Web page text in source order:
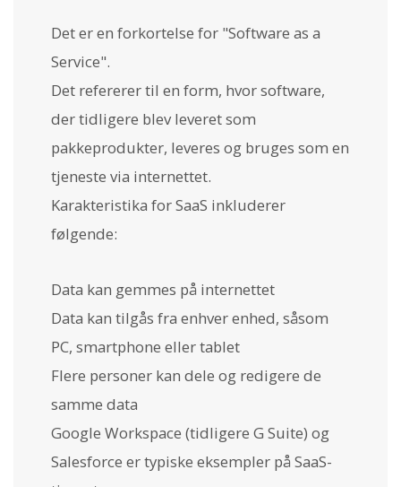
Det er en forkortelse for "Software as a
Service".
Det refererer til en form, hvor software,
der tidligere blev leveret som
pakkeprodukter, leveres og bruges som en
tjeneste via internettet.
Karakteristika for SaaS inkluderer
følgende:
Data kan gemmes på internettet
Data kan tilgås fra enhver enhed, såsom
PC, smartphone eller tablet
Flere personer kan dele og redigere de
samme data
Google Workspace (tidligere G Suite) og
Salesforce er typiske eksempler på SaaS-